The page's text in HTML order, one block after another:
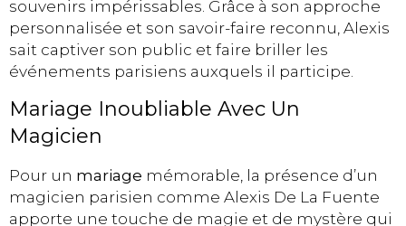
souvenirs impérissables. Grâce à son approche
personnalisée et son savoir-faire reconnu, Alexis
sait captiver son public et faire briller les
événements parisiens auxquels il participe.
Mariage Inoubliable Avec Un
Magicien
Pour un mariage mémorable, la présence d’un
magicien parisien comme Alexis De La Fuente
apporte une touche de magie et de mystère qui